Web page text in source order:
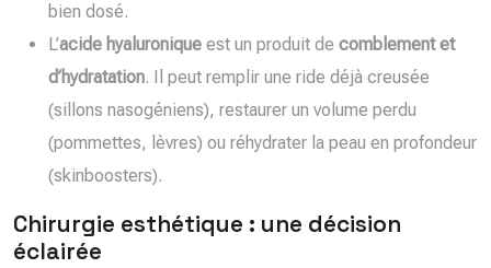
bien dosé.
L’acide hyaluronique est un produit de comblement et
d’hydratation. Il peut remplir une ride déjà creusée
(sillons nasogéniens), restaurer un volume perdu
(pommettes, lèvres) ou réhydrater la peau en profondeur
(skinboosters).
Chirurgie esthétique : une décision
éclairée